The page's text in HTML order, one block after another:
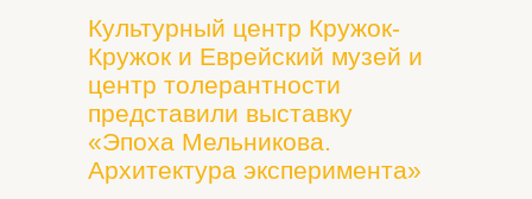
Культурный центр Кружок-
Кружок и Еврейский музей и
центр толерантности
представили выставку
«Эпоха Мельникова.
Архитектура эксперимента»